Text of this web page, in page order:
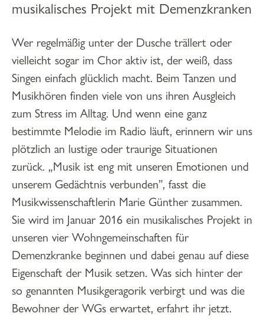
musikalisches Projekt mit Demenzkranken
Wer regelmäßig unter der Dusche trällert oder
vielleicht sogar im Chor aktiv ist, der weiß, dass
Singen einfach glücklich macht. Beim Tanzen und
Musikhören finden viele von uns ihren Ausgleich
zum Stress im Alltag. Und wenn eine ganz
bestimmte Melodie im Radio läuft, erinnern wir uns
plötzlich an lustige oder traurige Situationen
zurück. „Musik ist eng mit unseren Emotionen und
unserem Gedächtnis verbunden”, fasst die
Musikwissenschaftlerin Marie Günther zusammen.
Sie wird im Januar 2016 ein musikalisches Projekt in
unseren vier Wohngemeinschaften für
Demenzkranke beginnen und dabei genau auf diese
Eigenschaft der Musik setzen. Was sich hinter der
so genannten Musikgeragorik verbirgt und was die
Bewohner der WGs erwartet, erfahrt ihr jetzt.